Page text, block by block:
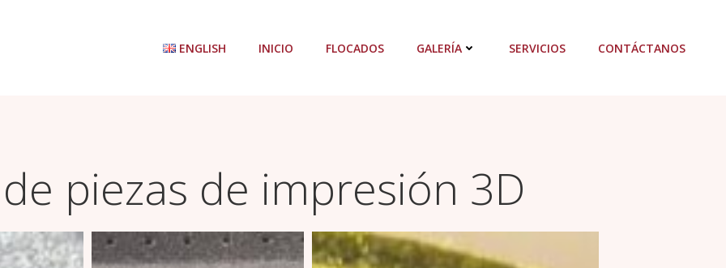
ENGLISH INICIO FLOCADOS GALERÍA SERVICIOS CONTÁCTANOS
piezas de impresión 3D